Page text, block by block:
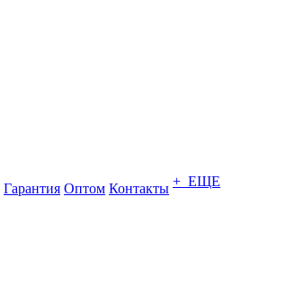
Гарантия Оптом Контакты + ЕЩЕ